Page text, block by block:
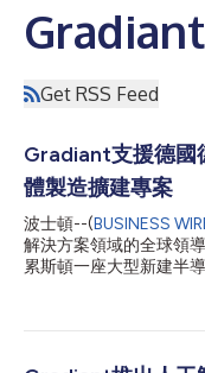
Gradiant
Get RSS Feed
Gradiant支援德國
體製造擴建專案
波士頓--(BUSINESS
解決方案領域的全球領
累斯頓一座大型新建半
首屈一指的半導體產業